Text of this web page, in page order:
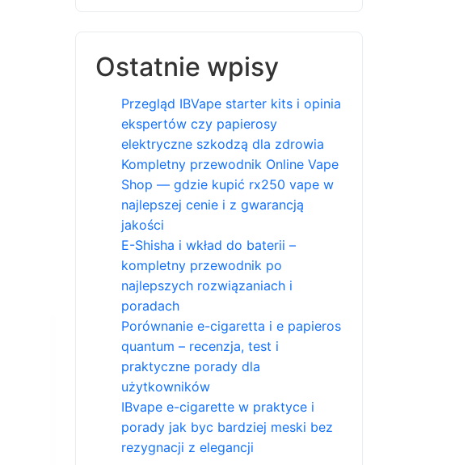
Ostatnie wpisy
Przegląd IBVape starter kits i opinia
ekspertów czy papierosy
elektryczne szkodzą dla zdrowia
Kompletny przewodnik Online Vape
Shop — gdzie kupić rx250 vape w
najlepszej cenie i z gwarancją
jakości
E-Shisha i wkład do baterii –
kompletny przewodnik po
najlepszych rozwiązaniach i
poradach
Porównanie e-cigaretta i e papieros
quantum – recenzja, test i
praktyczne porady dla
użytkowników
IBvape e-cigarette w praktyce i
porady jak byc bardziej meski bez
rezygnacji z elegancji